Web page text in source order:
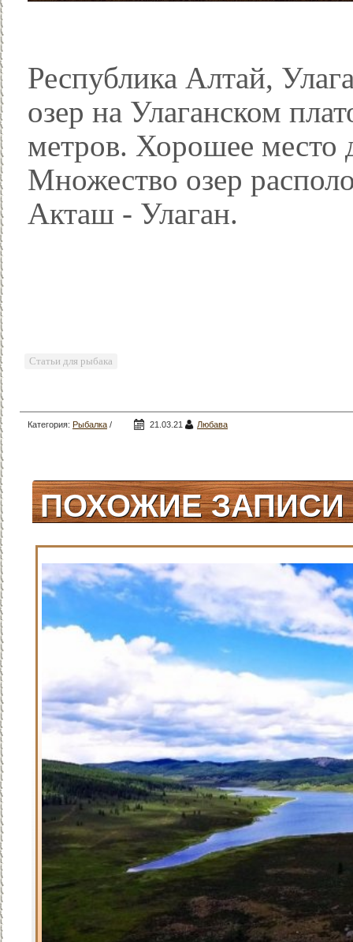
Республика Алтай,
озер на Улаганском
метров. Хорошее место
Множество озер
Акташ - Улаган.
Статьи для рыбака
Категория: Рыбалка /
21.03.21 Любава
ПОХОЖИЕ ЗАПИСИ